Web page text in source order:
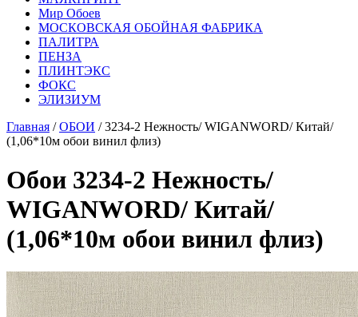
Мир Обоев
МОСКОВСКАЯ ОБОЙНАЯ ФАБРИКА
ПАЛИТРА
ПЕНЗА
ПЛИНТЭКС
ФОКС
ЭЛИЗИУМ
Главная /ОБОИ / 3234-2 Нежность/ WIGANWORD/ Китай/
(1,06*10м обои винил флиз)
Обои 3234-2 Нежность/
WIGANWORD/ Китай/
(1,06*10м обои винил флиз)